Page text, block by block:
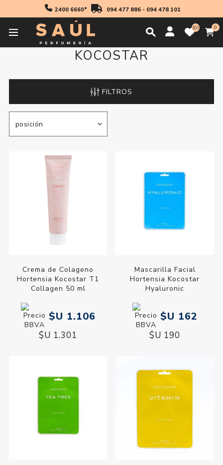
2400 6660* 094 477 886- 094 478 101
0 0
KOCOSTAR
FILTROS
Crema de Colageno
Hortensia Kocostar T1
Collagen 50 ml
$U 1.106
$U 1.301
Mascarilla Facial
Hortensia Kocostar
Hyaluronic
$U 162
$U 190